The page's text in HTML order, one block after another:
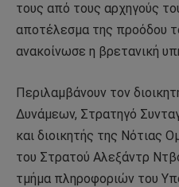
τους από τους αρχηγούς
αποτέλεσμα της προόδου
ανακοίνωσε η βρετανική
Περιλαμβάνουν τον
Δυνάμεων, Στρατηγό
και διοικητής της Νότιας
του Στρατού Αλεξάντρ
τμήμα πληροφοριών του